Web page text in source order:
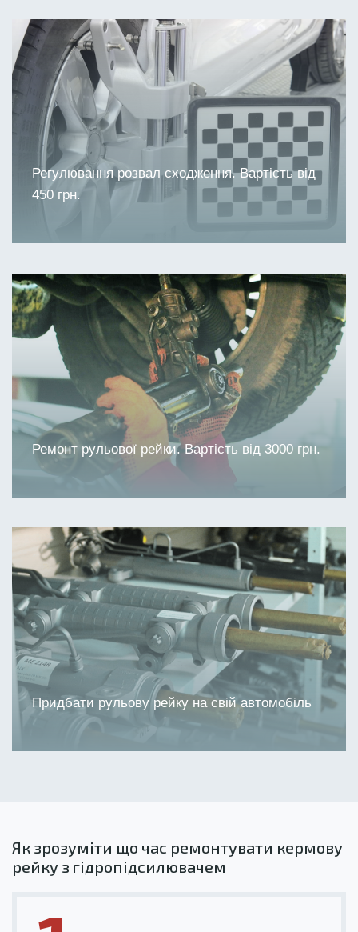
Регулювання розвал сходження. Вартість від
450 грн.
Ремонт рульової рейки. Вартість від 3000 грн.
Придбати рульову рейку на свій автомобіль
Як зрозуміти що час ремонтувати кермову
рейку з гідропідсилювачем